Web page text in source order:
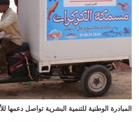
المبادرة الوطنية للتنمية البشرية تواصل دعمها